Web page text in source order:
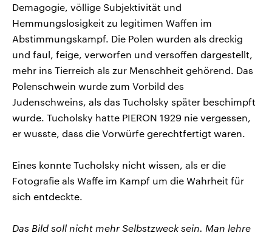
Demagogie, völlige Subjektivität und
Hemmungslosigkeit zu legitimen Waffen im
Abstimmungskampf. Die Polen wurden als dreckig
und faul, feige, verworfen und versoffen dargestellt,
mehr ins Tierreich als zur Menschheit gehörend. Das
Polenschwein wurde zum Vorbild des
Judenschweins, als das Tucholsky später beschimpft
wurde. Tucholsky hatte PIERON 1929 nie vergessen,
er wusste, dass die Vorwürfe gerechtfertigt waren.
Eines konnte Tucholsky nicht wissen, als er die
Fotografie als Waffe im Kampf um die Wahrheit für
sich entdeckte.
Das Bild soll nicht mehr Selbstzweck sein. Man lehre